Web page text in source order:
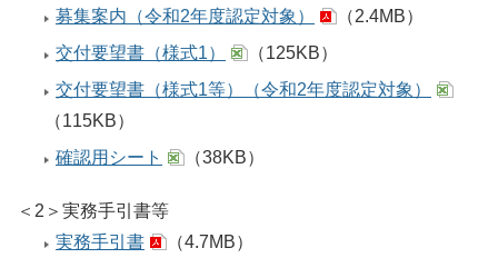
募集案内（令和2年度認定対象）
（2.4MB）
交付要望書（様式1）
（125KB）
交付要望書（様式1等）（令和2年度認定対象）
（115KB）
確認用シート
（38KB）
＜2＞実務手引書等
実務手引書
（4.7MB）